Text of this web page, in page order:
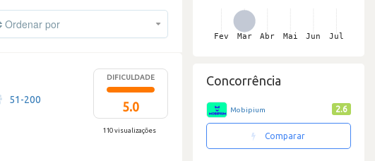
Ordenar por
51-200
DIFICULDADE
5.0
110 visualizações
Concorrência
Mobipium 2.6
Comparar